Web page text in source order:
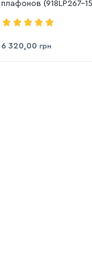
плафонов (918LP267-15
6 320,00 грн